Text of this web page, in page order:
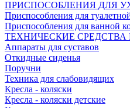
ПРИСПОСОБЛЕНИЯ ДЛЯ
Приспособления для
Приспособления для ванной
ТЕХНИЧЕСКИЕ
Аппараты для суставов
Откидные сиденья
Поручни
Техника для слабовидящих
Кресла - коляски
Кресла - коляски детские